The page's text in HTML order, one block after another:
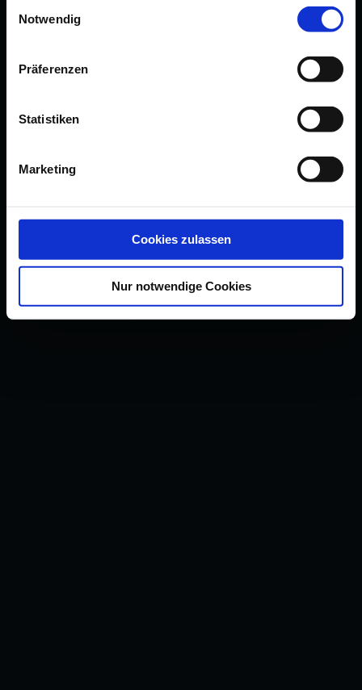
Notwendig
Präferenzen
Statistiken
Marketing
Cookies zulassen
Nur notwendige Cookies